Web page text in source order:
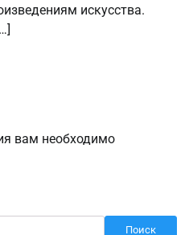
искусства.
вам необходимо
Поиск